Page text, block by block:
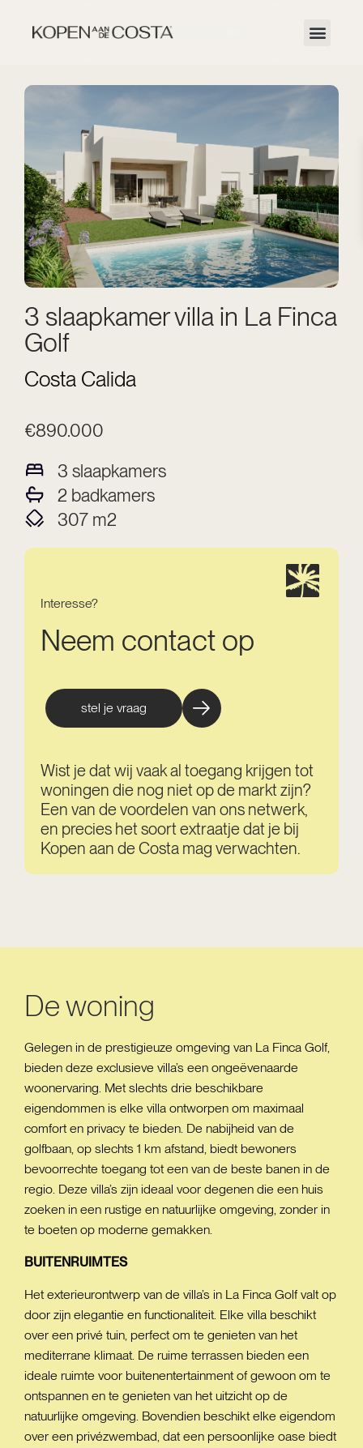
3 slaapkamer villa in La Finca
Golf
Costa Calida
€890.000
3 slaapkamers
2 badkamers
307 m2
Interesse?
Neem contact op
stel je vraag
Wist je dat wij vaak al toegang krijgen tot
woningen die nog niet op de markt zijn?
Een van de voordelen van ons netwerk,
en precies het soort extraatje dat je bij
Kopen aan de Costa mag verwachten.
De woning
Gelegen in de prestigieuze omgeving van La Finca Golf,
bieden deze exclusieve villa’s een ongeëvenaarde
woonervaring. Met slechts drie beschikbare
eigendommen is elke villa ontworpen om maximaal
comfort en privacy te bieden. De nabijheid van de
golfbaan, op slechts 1 km afstand, biedt bewoners
bevoorrechte toegang tot een van de beste banen in de
regio. Deze villa’s zijn ideaal voor degenen die een huis
zoeken in een rustige en natuurlijke omgeving, zonder in
te boeten op moderne gemakken.
BUITENRUIMTES
Het exterieurontwerp van de villa’s in La Finca Golf valt op
door zijn elegantie en functionaliteit. Elke villa beschikt
over een privé tuin, perfect om te genieten van het
mediterrane klimaat. De ruime terrassen bieden een
ideale ruimte voor buitenentertainment of gewoon om te
ontspannen en te genieten van het uitzicht op de
natuurlijke omgeving. Bovendien beschikt elke eigendom
over een privézwembad, dat een persoonlijke oase biedt